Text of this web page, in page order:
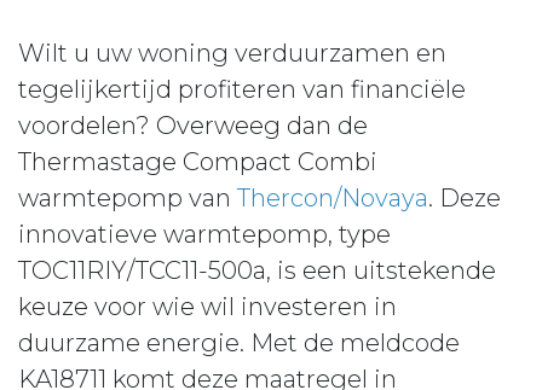
Wilt u uw woning verduurzamen en
tegelijkertijd profiteren van financiële
voordelen? Overweeg dan de
Thermastage Compact Combi
warmtepomp vanThercon/Novaya. Deze
innovatieve warmtepomp, type
TOC11RIY/TCC11-500a, is een uitstekende
keuze voor wie wil investeren in
duurzame energie. Met de meldcode
KA18711 komt deze maatregel in